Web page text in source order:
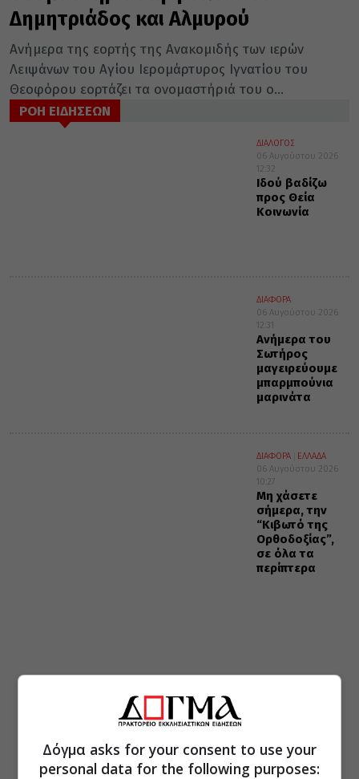
Δημητριάδος και Αλμυρού
Ανήμερα της εορτής της Ανακομιδής των ιερών
Λειψάνων του Αγίου Ιερομάρτυρος Ιγνατίου του
Θεοφόρου εορτάζει τα ονομαστήριά του ο...
ΡΟΗ ΕΙΔΗΣΕΩΝ
ΔΙΑΛΟΓΟΣ
06 Αυγούστου 2026
12:32
Ιδού βαδίζω
προς Θεία
Κοινωνία
ΔΙΑΦΟΡΑ
06 Αυγούστου 2026
12:31
Ανήμερα του
Σωτήρος
μαγειρεύουμε
μπαρμπούνια
μαρινάτα
ΔΙΑΦΟΡΑ
ΕΛΛΑΔΑ
06 Αυγούστου 2026
10:27
Μη χάσετε
σήμερα, την
“Κιβωτό της
Ορθοδοξίας”,
σε όλα τα
περίπτερα
Δόγμα asks for your consent to use your
personal data for the following purposes: